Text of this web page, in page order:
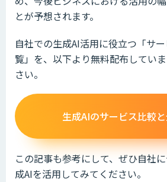
とが予想されます。
自社での生成AI活用に役立つ「サ
覧」を、以下より無料配布してい
さい。
生成AIのサービス比較
この記事も参考にして、ぜひ自社
成AIを活用してみてください。